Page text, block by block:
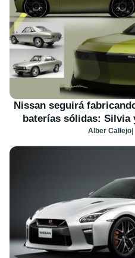
Nissan seguirá
baterías sólidas: Silvia
Alber Callejo